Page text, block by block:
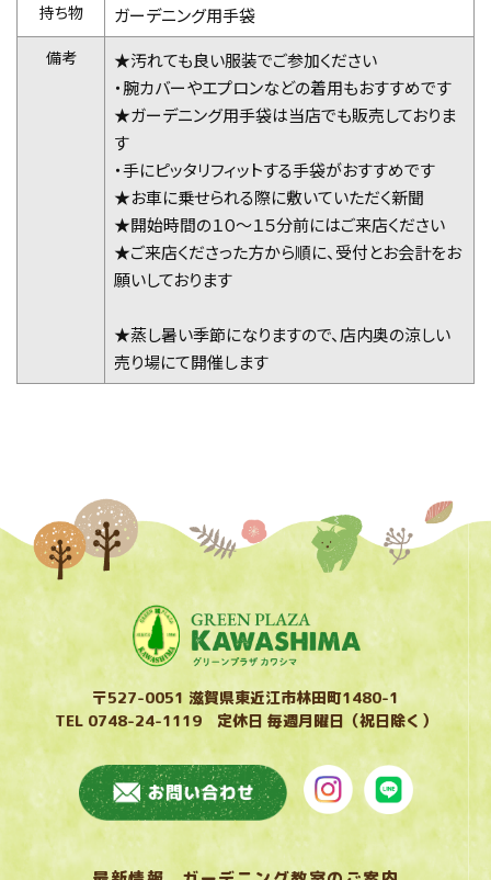
持ち物 ガーデニング用手袋
備考
★汚れても良い服装でご参加ください
・腕カバーやエプロンなどの着用もおすすめです
★ガーデニング用手袋は当店でも販売しておりま
す
・手にピッタリフィットする手袋がおすすめです
★お車に乗せられる際に敷いていただく新聞
★開始時間の１０〜１５分前にはご来店ください
★ご来店くださった方から順に、受付とお会計をお
願いしております
★蒸し暑い季節になりますので、店内奥の涼しい
売り場にて開催します
〒527-0051 滋賀県東近江市林田町1480-1
TEL 0748-24-1119 定休日 毎週月曜日（祝日除く）